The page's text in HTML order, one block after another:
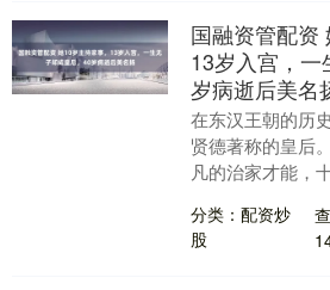
国融资管配资
13岁入宫，
岁病逝后美名
在东汉王朝的历
贤德著称的皇后
凡的治家才能，
入宫中。虽终生
品德冠绝后宫，
分类：配资炒
股